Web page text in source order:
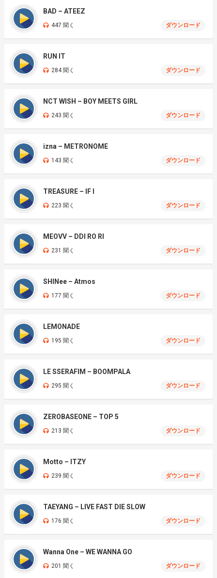
BAD – ATEEZ
447 聞く ダウンロード
RUN IT
284 聞く ダウンロード
NCT WISH – BOY MEETS GIRL
243 聞く ダウンロード
izna – METRONOME
143 聞く ダウンロード
TREASURE – IF I
223 聞く ダウンロード
MEOVV – DDI RO RI
231 聞く ダウンロード
SHINee – Atmos
177 聞く ダウンロード
LEMONADE
195 聞く ダウンロード
LE SSERAFIM – BOOMPALA
295 聞く ダウンロード
ZEROBASEONE – TOP 5
213 聞く ダウンロード
Motto – ITZY
239 聞く ダウンロード
TAEYANG – LIVE FAST DIE SLOW
176 聞く ダウンロード
Wanna One – WE WANNA GO
201 聞く ダウンロード